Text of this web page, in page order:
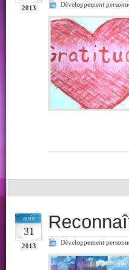
2013 Développement
août
31
2013 Développement